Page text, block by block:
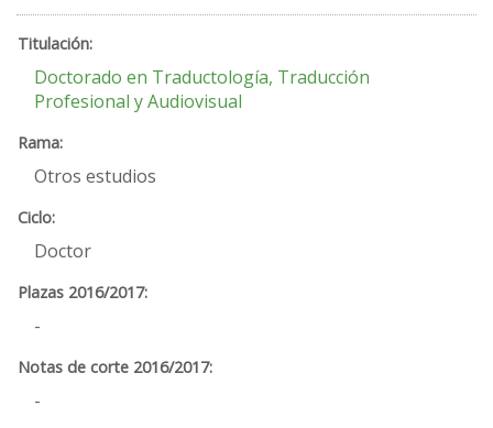
Doctorado en Traductología, Traducción
Profesional y Audiovisual
Otros estudios
Doctor
-
-